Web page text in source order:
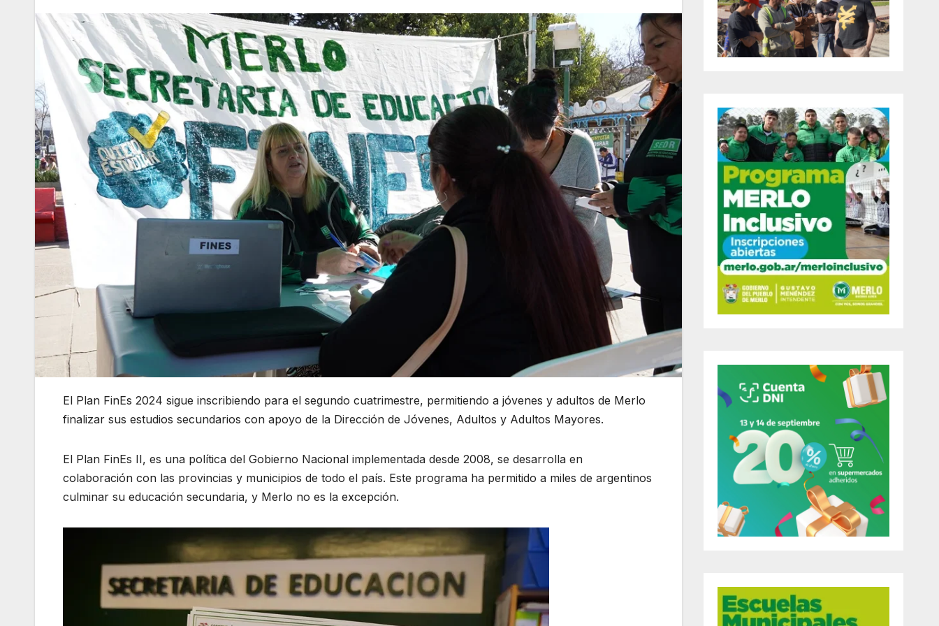
El Plan FinEs 2024 sigue inscribiendo para el segundo cuatrimestre, permitiendo a jóvenes y adultos de Merlo
finalizar sus estudios secundarios con apoyo de la Dirección de Jóvenes, Adultos y Adultos Mayores.
El Plan FinEs II, es una política del Gobierno Nacional implementada desde 2008, se desarrolla en
colaboración con las provincias y municipios de todo el país. Este programa ha permitido a miles de argentinos
culminar su educación secundaria, y Merlo no es la excepción.